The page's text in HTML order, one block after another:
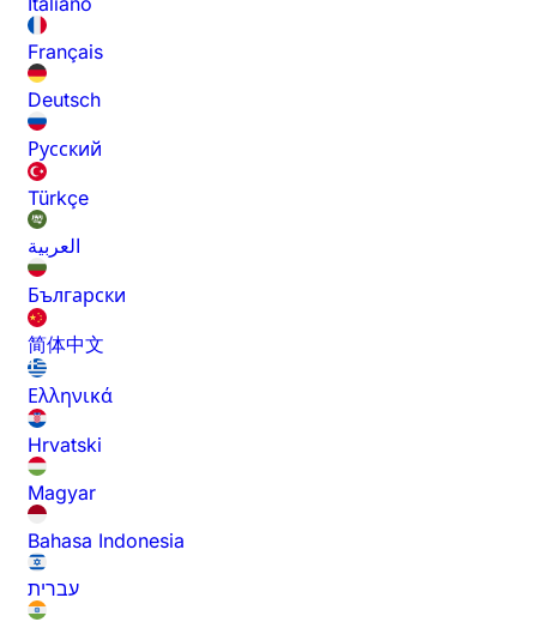
Français
Deutsch
Русский
Türkçe
العربية
Български
简体中文
Ελληνικά
Hrvatski
Magyar
Bahasa Indonesia
עברית